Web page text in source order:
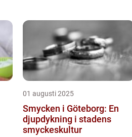
01 augusti 2025
Smycken i Göteborg: En
djupdykning i stadens
smyckeskultur